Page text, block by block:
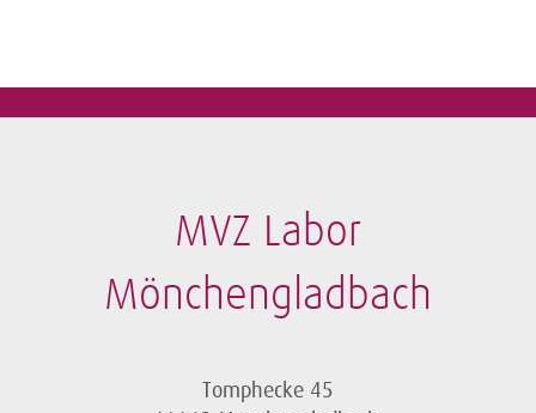
MVZ Labor
Mönchengladbach
Tomphecke 45